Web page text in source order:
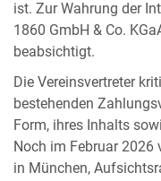
ist. Zur Wahrung der
1860 GmbH & Co.
beabsichtigt.
Die Vereinsvertreter
bestehenden
Form, ihres Inhalts
Noch im Februar 2026
in München,